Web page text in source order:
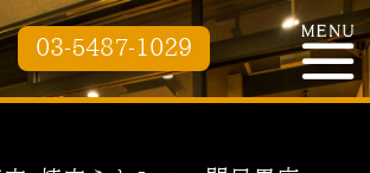
03-5487-1029